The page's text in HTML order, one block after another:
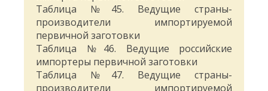
Таблица №45. Ведущие страны-
производители импортируемой
первичной заготовки
Таблица №46. Ведущие российские
импортеры первичной заготовки
Таблица №47. Ведущие страны-
производители импортируемой